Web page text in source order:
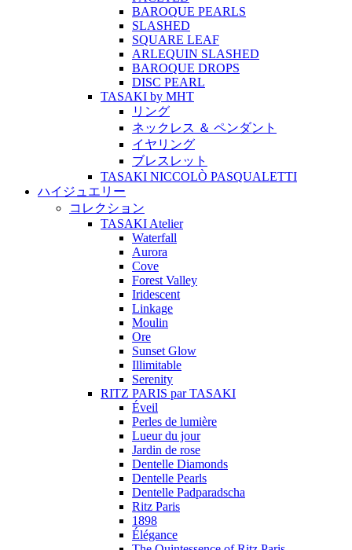
BAROQUE PEARLS
SLASHED
SQUARE LEAF
ARLEQUIN SLASHED
BAROQUE DROPS
DISC PEARL
TASAKI by MHT
リング
ネックレス ＆ ペンダント
イヤリング
ブレスレット
TASAKI NICCOLÒ PASQUALETTI
ハイジュエリー
コレクション
TASAKI Atelier
Waterfall
Aurora
Cove
Forest Valley
Iridescent
Linkage
Moulin
Ore
Sunset Glow
Illimitable
Serenity
RITZ PARIS par TASAKI
Éveil
Perles de lumière
Lueur du jour
Jardin de rose
Dentelle Diamonds
Dentelle Pearls
Dentelle Padparadscha
Ritz Paris
1898
Élégance